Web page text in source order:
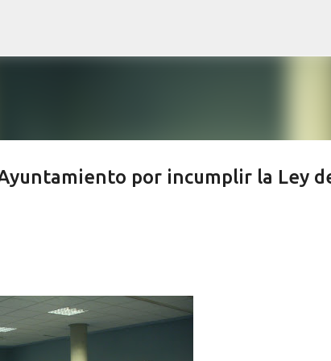
por incumplir la Ley